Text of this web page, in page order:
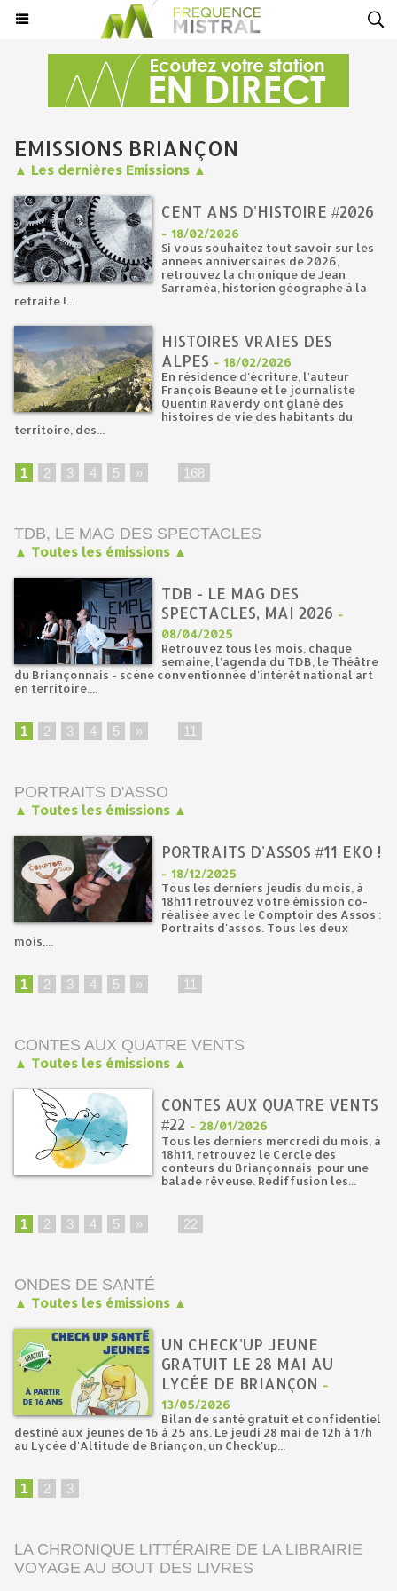
EMISSIONS BRIANÇON
▲ Les dernières Emissions ▲
CENT ANS D'HISTOIRE #2026
- 18/02/2026
Si vous souhaitez tout savoir sur les
années anniversaires de 2026,
retrouvez la chronique de Jean
Sarraméa, historien géographe à la
retraite !...
HISTOIRES VRAIES DES
ALPES - 18/02/2026
En résidence d'écriture, l'auteur
François Beaune et le journaliste
Quentin Raverdy ont glané des
histoires de vie des habitants du
territoire, des...
1 2 3 4 5 » 168
TDB, LE MAG DES SPECTACLES
▲ Toutes les émissions ▲
TDB - LE MAG DES
SPECTACLES, MAI 2026 -
08/04/2025
Retrouvez tous les mois, chaque
semaine, l'agenda du TDB, le Théâtre
du Briançonnais - scène conventionnée d'intérêt national art
en territoire....
1 2 3 4 5 » 11
PORTRAITS D'ASSO
▲ Toutes les émissions ▲
PORTRAITS D'ASSOS #11 EKO !
- 18/12/2025
Tous les derniers jeudis du mois, à
18h11 retrouvez votre émission co-
réalisée avec le Comptoir des Assos :
Portraits d'assos. Tous les deux
mois,...
1 2 3 4 5 » 11
CONTES AUX QUATRE VENTS
▲ Toutes les émissions ▲
CONTES AUX QUATRE VENTS
#22 - 28/01/2026
Tous les derniers mercredi du mois, à
18h11, retrouvez le Cercle des
conteurs du Briançonnais pour une
balade rêveuse. Rediffusion les...
1 2 3 4 5 » 22
ONDES DE SANTÉ
▲ Toutes les émissions ▲
UN CHECK'UP JEUNE
GRATUIT LE 28 MAI AU
LYCÉE DE BRIANÇON -
13/05/2026
Bilan de santé gratuit et confidentiel
destiné aux jeunes de 16 à 25 ans. Le jeudi 28 mai de 12h à 17h
au Lycée d'Altitude de Briançon, un Check'up...
1 2 3
LA CHRONIQUE LITTÉRAIRE DE LA LIBRAIRIE
VOYAGE AU BOUT DES LIVRES